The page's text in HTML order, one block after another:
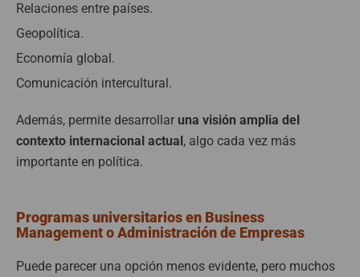
Relaciones entre países.
Geopolítica.
Economía global.
Comunicación intercultural.
Además, permite desarrollar una visión amplia del
contexto internacional actual , algo cada vez más
importante en política.
Programas universitarios en Business
Management o Administración de Empresas
Puede parecer una opción menos evidente, pero muchos